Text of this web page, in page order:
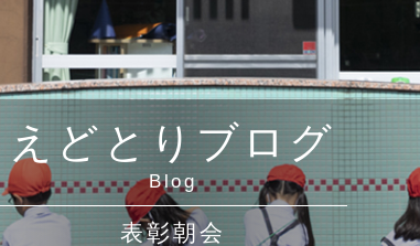
学校生活トップ
えどとり小の1日
アフタースクール
制服・制定品
説明会の日程
入試日程・募集要項
転・編入情報
学校案内申し込み
えどとりブログ
Blog
表彰朝会